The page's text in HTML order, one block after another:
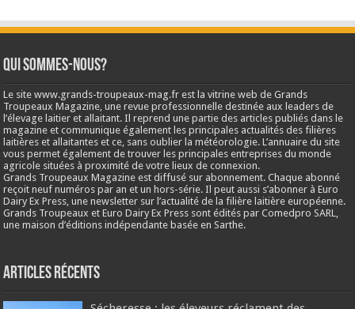
Qui sommes-nous?
Le site www.grands-troupeaux-mag.fr est la vitrine web de Grands
Troupeaux Magazine, une revue professionnelle destinée aux leaders de
l’élevage laitier et allaitant. Il reprend une partie des articles publiés dans le
magazine et communique également les principales actualités des filières
laitières et allaitantes et ce, sans oublier la météorologie. L’annuaire du site
vous permet également de trouver les principales entreprises du monde
agricole situées à proximité de votre lieux de connexion.
Grands Troupeaux Magazine est diffusé sur abonnement. Chaque abonné
reçoit neuf numéros par an et un hors-série. Il peut aussi s’abonner à Euro
Dairy Ex Press, une newsletter sur l’actualité de la filière laitière européenne.
Grands Troupeaux et Euro Dairy Ex Press sont édités par Comedpro SARL,
une maison d’éditions indépendante basée en Sarthe.
Articles récents